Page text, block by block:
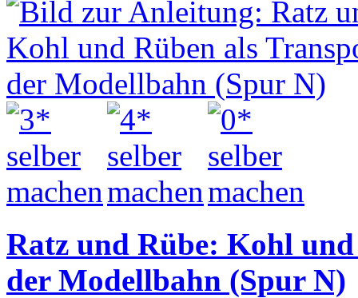
Ratz und Rübe: Kohl
der Modellbahn (Spur N)